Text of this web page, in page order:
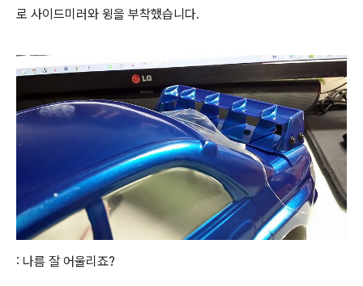
로 사이드미러와 윙을 부착했습니다.
: 나름 잘 어울리죠?